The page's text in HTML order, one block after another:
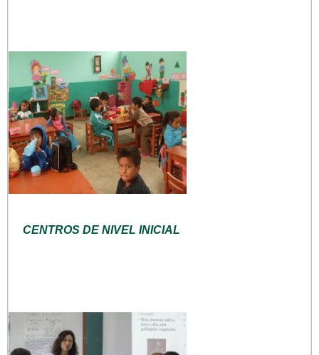
CENTROS DE NIVEL INICIAL